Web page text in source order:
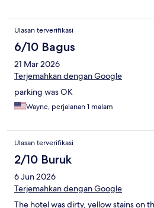
Ulasan terverifikasi
6/10 Bagus
21 Mar 2026
Terjemahkan dengan Google
parking was OK
Wayne, perjalanan 1 malam
Ulasan terverifikasi
2/10 Buruk
6 Jun 2026
Terjemahkan dengan Google
The hotel was dirty, yellow stains on